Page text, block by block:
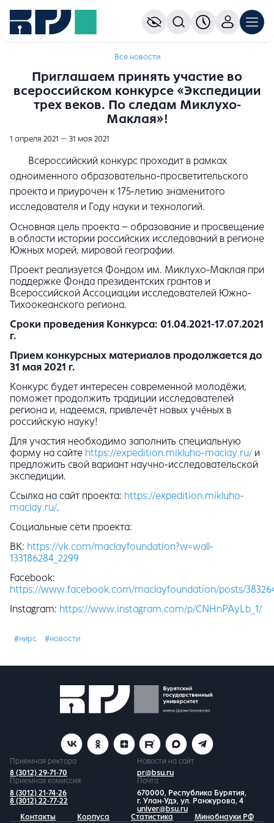
Все новости
Приглашаем принять участие во
всероссийском конкурсе «Экспедиции
трех веков. По следам Миклухо-
Маклая»!
1 апреля 2021 — 31 мая 2021
Всероссийский конкурс проходит в рамках
одноименного образовательно-просветительского
проекта и приурочен к 175-летию знаменитого
исследователя и Году науки и технологий.
Основная цель проекта – образование и просвещение
в области истории российских исследований в регионе
Южных морей, мировой географии.
Проект реализуется Фондом им. Миклухо-Маклая при
поддержке Фонда президентских грантов и
Всероссийской Ассоциации исследователей Южно-
Тихоокеанского региона.
Сроки проведения Конкурса: 01.04.2021-17.07.2021
г.
Прием конкурсных материалов продолжается до
31 мая 2021 г.
Конкурс будет интересен современной молодёжи,
поможет продолжить традиции исследователей
региона и, надеемся, привлечёт новых учёных в
российскую науку!
Для участия необходимо заполнить специальную
форму на сайте https://expedition.mikluho-maclay.ru/и
предложить свой вариант научно-исследовательской
экспедиции.
Ссылка на сайт проекта: https://expedition.mikluho-
maclay.ru/.
Социальные сети проекта:
ВК: https://vk.com/maclayfoundation?w=wall-
133186284_2299
Facebook:
https://www.facebook.com/maclayfoundation/posts/
Instagram: https://www.instagram.com/p/CNHnPAyLb_1/
#нирс #новости
Приемная ректора
8 (3012) 29-71-70
Новости на сайт
pr@bsu.ru
Приемная комиссия
8 (3012) 21-74-26
8 (3012) 22-77-22
Почта
670000, Республика Бурятия,
г. Улан-Удэ, ул. Ранжурова, 4
univer@bsu.ru
Контакты
Корпуса Статистика Минобнауки РФ